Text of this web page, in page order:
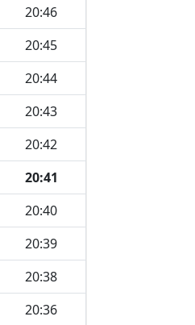
20:46
20:45
20:44
20:43
20:42
20:41
20:40
20:39
20:38
20:36